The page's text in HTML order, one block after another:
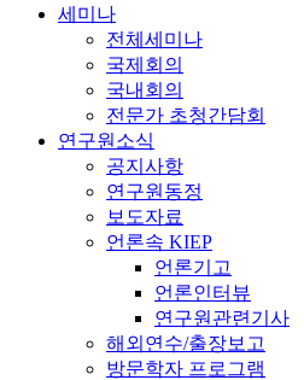
세미나
전체세미나
국제회의
국내회의
전문가 초청간담회
연구원소식
공지사항
연구원동정
보도자료
언론속 KIEP
언론기고
언론인터뷰
연구원관련기사
해외연수/출장보고
방문학자 프로그램